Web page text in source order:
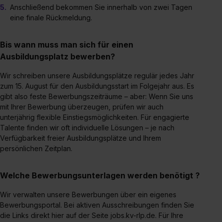
Einzelfall bei dem jeweiligen Inhalt erteilen. Willst du nur
erlauben“. Die Einwilligung zur Platzierung von Cookies
der Kategorien „Präferenzen“, „Statistiken“ und „Social
Media und Marketing“ umfasst hierbei die Einwilligung
zur Übermittlung deiner Daten in die USA (Art. 49 Abs. 1
S. 1 lit. a) DS-GVO). Die USA verfügen über kein
angemessenes Datenschutzniveau (EuGH – Schrems
II). Du kannst die von dir erteilte Einwilligung jederzeit mit
Wirkung für die Zukunft ganz oder teilweise über unsere
Datenschutzerklärung unter dem Punkt „Datenschutz-
zeigen“. Weitere Informationen: Datenschutzerklärung
Impressum.
Anschließend bekommen Sie innerhalb von zwei Tagen
eine finale Rückmeldung.
Bis wann muss man sich für einen
Ausbildungsplatz bewerben?
Wir schreiben unsere Ausbildungsplätze regulär jedes Jahr
zum 15. August für den Ausbildungsstart im Folgejahr aus. Es
gibt also feste Bewerbungszeiträume – aber: Wenn Sie uns
mit Ihrer Bewerbung überzeugen, prüfen wir auch
unterjährig flexible Einstiegsmöglichkeiten. Für engagierte
Talente finden wir oft individuelle Lösungen – je nach
Verfügbarkeit freier Ausbildungsplätze und Ihrem
persönlichen Zeitplan.
Welche Bewerbungsunterlagen werden benötigt ?
Wir verwalten unsere Bewerbungen über ein eigenes
Bewerbungsportal. Bei aktiven Ausschreibungen finden Sie
die Links direkt hier auf der Seite jobs.kv-rlp.de. Für Ihre